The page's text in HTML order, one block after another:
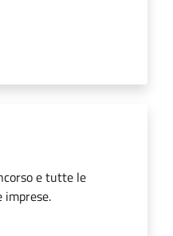
e tutte le